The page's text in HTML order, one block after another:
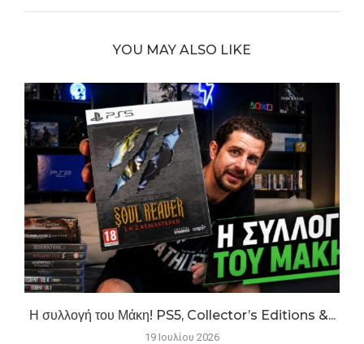
YOU MAY ALSO LIKE
Η συλλογή του Μάκη! PS5, Collector’s Editions &...
19 Ιουλίου 2026